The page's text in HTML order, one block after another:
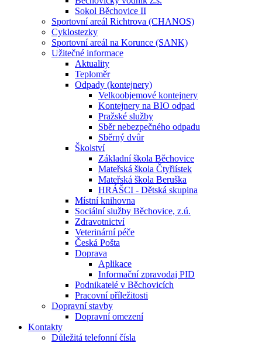
Sokol Běchovice II
Sportovní areál Richtrova (CHANOS)
Cyklostezky
Sportovní areál na Korunce (SANK)
Užitečné informace
Aktuality
Teploměr
Odpady (kontejnery)
Velkoobjemové kontejnery
Kontejnery na BIO odpad
Pražské služby
Sběr nebezpečného odpadu
Sběrný dvůr
Školství
Základní škola Běchovice
Mateřská škola Čtyřlístek
Mateřská škola Beruška
HRÁŠCI - Dětská skupina
Místní knihovna
Sociální služby Běchovice, z.ú.
Zdravotnictví
Veterinární péče
Česká Pošta
Doprava
Aplikace
Informační zpravodaj PID
Podnikatelé v Běchovicích
Pracovní příležitosti
Dopravní stavby
Dopravní omezení
Kontakty
Důležitá telefonní čísla